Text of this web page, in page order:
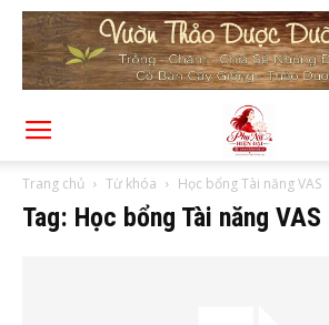
Trang chủ Từ khóa Học bổng Tài năng VAS
Tag: Học bổng Tài năng VAS